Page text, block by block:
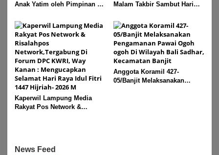
Anak Yatim oleh Pimpinan PT
Idul Fitri di Way Kanan
Malam Takbir Sambut Hari
M, Di Kampung Simpang
Asam, Kecamatan Banjit
Kaperwil Lampung Media
Rakyat Pos Network &
Raya Idul Fitri 1447 Hijriah-
Anggota Koramil 427-
05/Banjit Melaksanakan
News Feed